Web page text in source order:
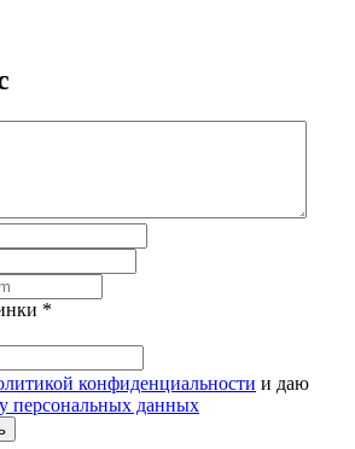
*
конфиденциальности и даю
персональных данных